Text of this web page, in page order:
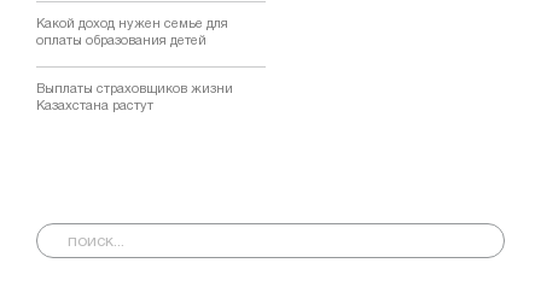
Какой доход нужен семье для
оплаты образования детей
Выплаты страховщиков жизни
Казахстана растут